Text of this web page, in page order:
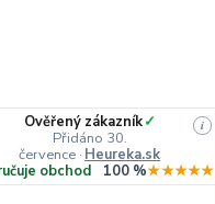
Ověřený zákazník✓
Přidáno 30.
července · Heureka.sk
i
obchod 100 %★★★★★